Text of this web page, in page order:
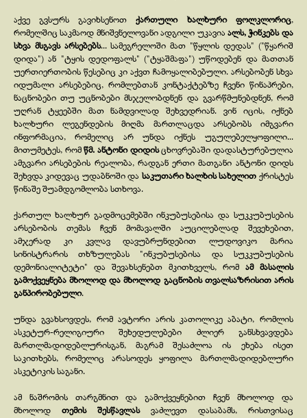
აქვე გვსურს გავიხსენოთ ქართული ხალხური ფოლკლორიც,
რომელშიც საკმაოდ მნიშვნელოვანი ადგილი უკავია ალს, ჭინკებს და
სხვა მსგავს არსებებს... სამეგრელოში მათ "წყლის დედას" ("წყარიშ
დიდა") ან "ტყის დედოფალს" ("ტყაშმაფა") უწოდებენ და მათთან
უერთიერთობის წესებიც კი აქვთ ჩამოყალიბებული. არსებობენ სხვა
იდუმალი არსებებიც, რომლებთან კონტაქტებზე ჩვენი წინაპრები,
ნაცნობები თუ უცნობები მსჯელობდნენ და გვარწმუნებდნენ, რომ
უღრან ტყეებში მათ ნამდვილად შეხვედრიან. ვინ იცის, იქნებ
ხალხური ლეგენდების მიღმა მართლაცდა არსებობს იმგვარი
ინფორმაცია, რომელიც არ უნდა იქნეს უგულებელყოფილი...
მითუმეტეს, რომ წმ. ანტონი დიდის ცხოვრებაში დადასტურებულია
ამგვარი არსებების რეალობა, რადგან ერთი მათგანი ანტონი დიდს
შეხვდა კიდევაც უდაბნოში და საკუთარი ხალხის სახელით ქრისტეს
წინაშე შუამდგომლობა სთხოვა.
ქართულ ხალხურ გადმოცემებში ინკუბუსებისა და სუკკუბუსების
არსებობის თემას ჩვენ მომავალში აუცილებლად შევეხებით,
ამჯერად კი კვლავ დავუბრუნდებით ლუდოვიკო მარია
სინისტრარის თხზულებას "ინკუბუსებისა და სუკკუბუსების
დემონიალიტეტი" და შევახსენებთ მკითხველს, რომ ამ მასალის
გამოქვეყნება მხოლოდ და მხოლოდ გაცნობის თვალსაზრისით არის
განპირობებული.
უნდა გვახსოვდეს, რომ ავტორი არის კათოლიკე აბატი, რომლის
ასკეტურ-რელიგიური შეხედულებები ძლიერ განსხვავდება
მართლმადიდებლურისგან, მაგრამ შესაძლოა ის ეხება ისეთ
საკითხებს, რომელიც არასოდეს ყოფილა მართლმადიდებლური
ასკეტიკის საგანი.
ამ ნაშრომის თარგმნით და გამოქვეყნებით ჩვენ მხოლოდ და
მხოლოდ
თემის შესწავლას
ვაძლევთ დასაბამს, რისთვისაც